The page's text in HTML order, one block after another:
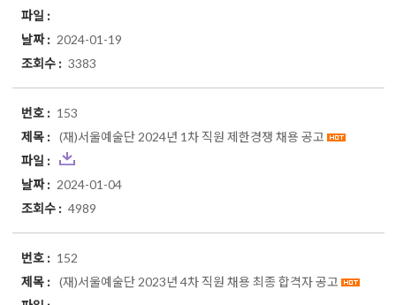
2024-01-19
3383
153
(재)서울예술단 2024년 1차 직원 제한경쟁 채용 공고
2024-01-04
4989
152
(재)서울예술단 2023년 4차 직원 채용 최종 합격자 공고